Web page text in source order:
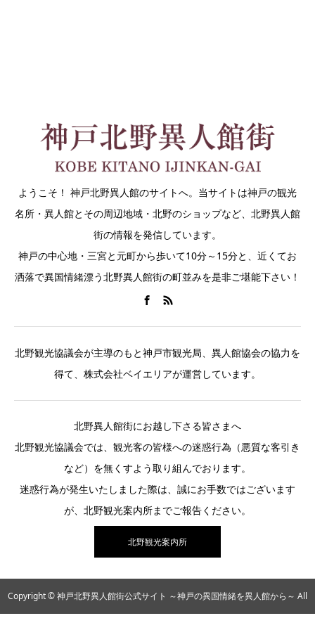
ようこそ！ 神戸北野異人館のサイトへ。当サイトは神戸の観光
名所・異人館とその周辺地域・北野のショップなど、北野異人館
街の情報を発信しています。
神戸の中心地・三宮と元町から歩いて10分～15分と、近くてお
洒落で異国情緒漂う北野異人館街の町並みを是非ご堪能下さい！
北野観光協議会が主導のもと神戸市観光局、異人館協会の協力を
得て、株式会社ベイエリアが運営しています。
北野異人館街にお越し下さる皆さまへ
北野観光協議会では、観光客の皆様への迷惑行為（悪質な客引き
など）を無くすよう取り組んでおります。
迷惑行為が発生いたしました際は、誠にお手数ではございます
が、北野観光案内所までご報告ください。
北野観光案内所
Copyright © 神戸北野異人館街公式サイト ～神戸の異国情緒を異人館から～ All